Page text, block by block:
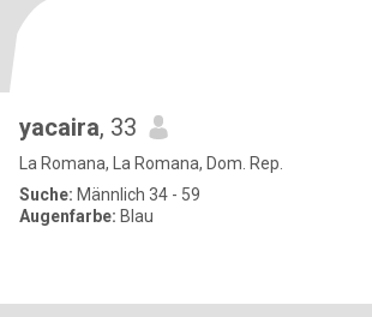
yacaira, 33
La Romana, La Romana, Dom. Rep.
Suche: Männlich 34 - 59
Augenfarbe: Blau